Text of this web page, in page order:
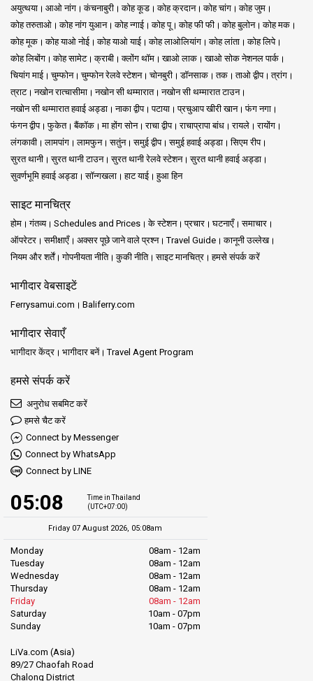
अयुत्थया आओ नांग कंचनाबुरी कोह कूड कोह क्रदान कोह चांग
कोह जुम
कोह तरुताओ
कोह नांग युआन कोह न्गाई कोह पू कोह फी फी कोह बुलोन
कोह मक
कोह मूक
कोह याओ नोई कोह याओ याई कोह लाओलियांग कोह लांता
कोह लिपे
कोह लिबोंग
कोह सामेट क्राबी क्लोंग थॉम खाओ लाक
खाओ सोक नेशनल पार्क
चियांग माई
चुम्फोन चुम्फोन रेलवे स्टेशन चोनबुरी डॉनसाक तक ताओ द्वीप
त्रांग
त्राट
नखोन रात्चासीमा नखोन सी थम्मारात
नखोन सी थम्मारात टाउन
नखोन सी थम्मारात हवाई अड्डा
नाका द्वीप पटाया प्रचुआप खीरी खान
फंग नगा
फंगन द्वीप
फुकेत बैंकॉक मा होंग सोन राचा द्वीप राचाप्रापा बांध रायले
रायोंग
लंगकावी
लामपांग लामफुन सतुंन समुई द्वीप समुई हवाई अड्डा
सिएम रीप
सुरत थानी
सुरत थानी टाउन सुरत थानी रेलवे स्टेशन
सुरत थानी हवाई अड्डा
सुवर्णभूमि हवाई अड्डा
सॉन्गखला हाट याई हुआ हिन
साइट मानचित्र
होम गंतव्य Schedules and Prices के स्टेशन प्रचार घटनाएँ
समाचार
ऑपरेटर
समीक्षाएँ अक्सर पूछे जाने वाले प्रश्न Travel Guide
कानूनी उल्लेख
नियम और शर्तें
गोपनीयता नीति कुकी नीति साइट मानचित्र हमसे संपर्क करें
भागीदार वेबसाइटें
Ferrysamui.com Baliferry.com
भागीदार सेवाएँ
भागीदार केंद्र भागीदार बनें Travel Agent Program
हमसे संपर्क करें
अनुरोध सबमिट करें
हमसे चैट करें
Connect by Messenger
Connect by WhatsApp
Connect by LINE
05:08
Time in Thailand
(UTC+07:00)
Friday 07 August 2026, 05:08am
Monday
08am - 12am
Tuesday
08am - 12am
Wednesday
08am - 12am
Thursday
08am - 12am
Friday
08am - 12am
Saturday
10am - 07pm
Sunday
10am - 07pm
LiVa.com (Asia)
89/27 Chaofah Road
Chalong District